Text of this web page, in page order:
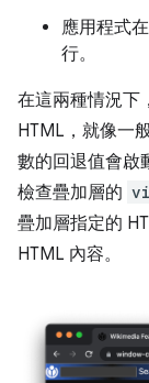
應用程式在
行。
在這兩種情況下
HTML，就像一
數的回退值會啟
檢查疊加層的
疊加層指定的
HTML 內容。